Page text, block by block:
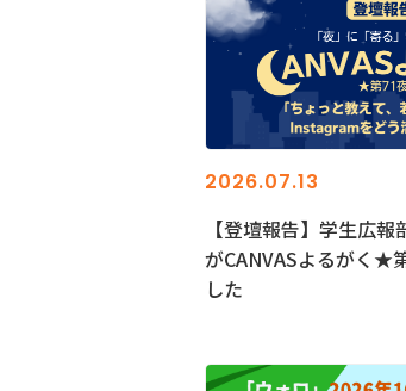
2026.07.13
【登壇報告】学生広報
がCANVASよるがく★
した